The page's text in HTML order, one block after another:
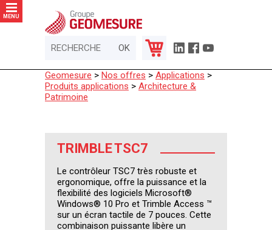
MENU
Geomesure > Nos offres > Applications >
Produits applications > Architecture &
Patrimoine
TRIMBLE TSC7
Le contrôleur TSC7 très robuste et
ergonomique, offre la puissance et la
flexibilité des logiciels Microsoft®
Windows® 10 Pro et Trimble Access ™
sur un écran tactile de 7 pouces. Cette
combinaison puissante libère un
Panneau de gestion des cookies